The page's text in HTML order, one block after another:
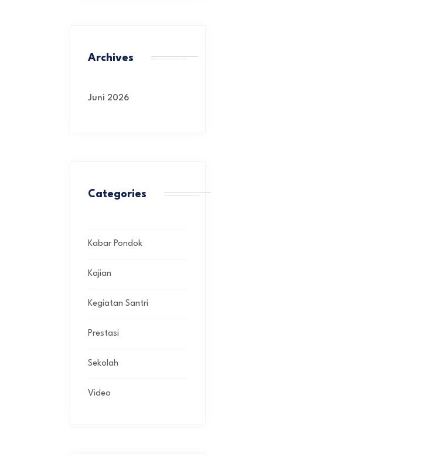
Archives
Juni 2026
Categories
Kabar Pondok
Kajian
Kegiatan Santri
Prestasi
Sekolah
Video